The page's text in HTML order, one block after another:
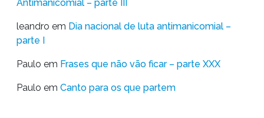
Antimanicomial – parte III
leandro em Dia nacional de luta antimanicomial –
parte I
Paulo em Frases que não vão ficar – parte XXX
Paulo em Canto para os que partem